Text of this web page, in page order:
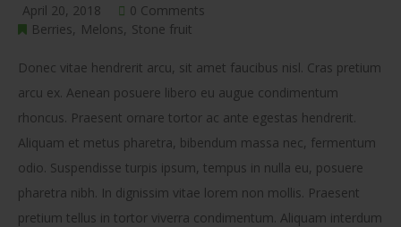
April 20, 2018
0 Comments
Berries
Melons Stone fruit
Donec vitae hendrerit arcu, sit amet faucibus nisl. Cras pretium
arcu ex. Aenean posuere libero eu augue condimentum
rhoncus. Praesent ornare tortor ac ante egestas hendrerit.
Aliquam et metus pharetra, bibendum massa nec, fermentum
odio. Suspendisse turpis ipsum, tempus in nulla eu, posuere
pharetra nibh. In dignissim vitae lorem non mollis. Praesent
pretium tellus in tortor viverra condimentum. Aliquam interdum